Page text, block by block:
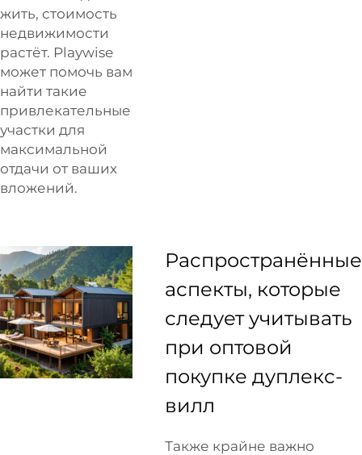
жить, стоимость
недвижимости
растёт. Playwise
может помочь вам
найти такие
привлекательные
участки для
максимальной
отдачи от ваших
вложений.
Распространённые
аспекты, которые
следует учитывать
при оптовой
покупке дуплекс-
вилл
Также крайне важно